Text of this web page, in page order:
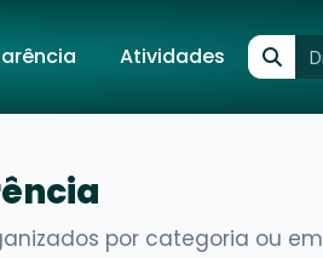
Atividades
por categoria ou em